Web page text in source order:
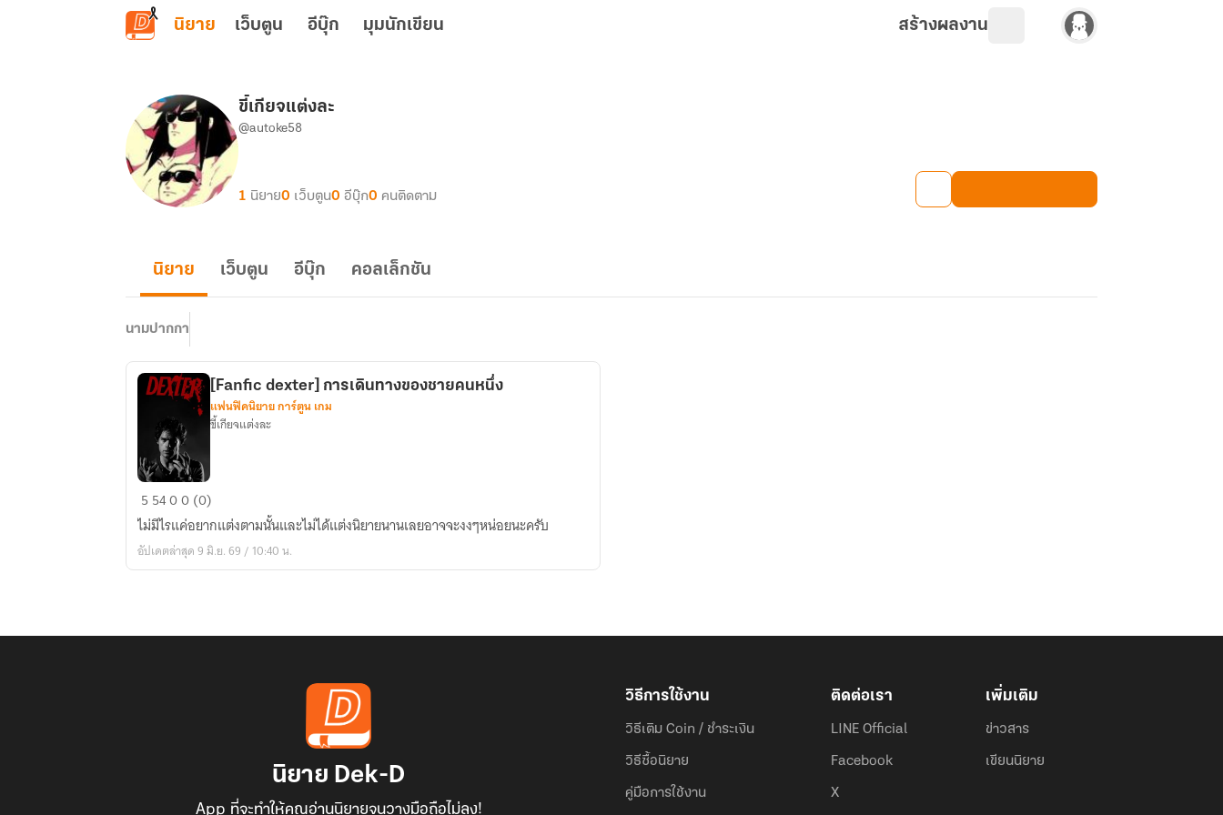
ข้ามไปยังเนื้อหาหลัก
นิยาย เว็บตูน อีบุ๊ก มุมนักเขียน สร้างผลงาน
ขี้เกียจแต่งละ
@autoke58
1 นิยาย0 เว็บตูน0 อีบุ๊ก0 คนติดตาม
นิยาย เว็บตูน อีบุ๊ก คอลเล็กชัน
นามปากกา
[Fanfic
dexter]
การ
เดิน
[Fanfic dexter] การเดินทางของชายคนหนึ่ง
แฟนฟิคนิยาย การ์ตูน เกม
ขี้เกียจแต่งละ
5 5400 (0)
ไม่มีไรแค่อยากแต่งตามนั้นและไม่ได้แต่งนิยายนานเลยอาจจะงงๆหน่อยนะครับ
อัปเดตล่าสุด 9 มิ.ย. 69 / 10:40 น.
นิยาย Dek-D
App ที่จะทำให้คุณอ่านนิยายจนวางมือถือไม่ลง!
วิธีการใช้งาน
วิธีเติม Coin / ชำระเงิน
วิธีซื้อนิยาย
คู่มือการใช้งาน
ติดต่อเรา
LINE Official
Facebook
X
เพิ่มเติม
ข่าวสาร
เขียนนิยาย